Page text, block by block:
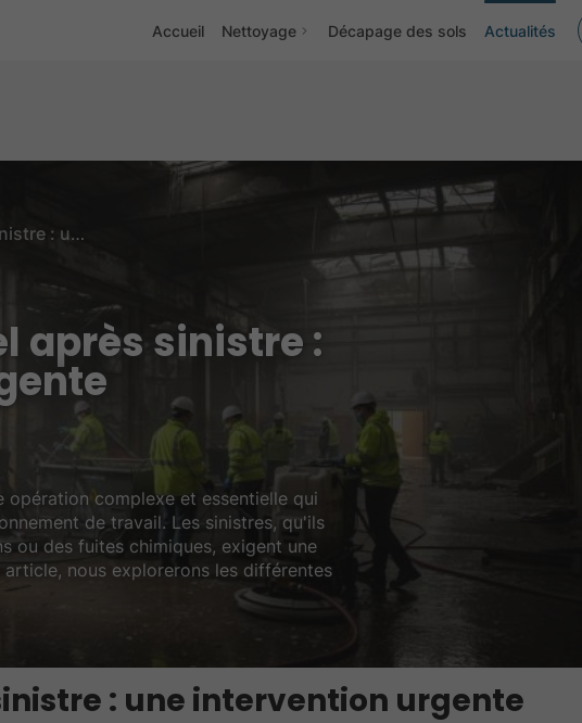
Accueil Nettoyage Décapage des sols Actualités
Nettoyage industriel après sinistre : une intervention urgente
après sinistre :
opération complexe et essentielle qui
de travail. Les sinistres, qu'ils
ou des fuites chimiques, exigent une
nous explorerons les différentes
: une intervention urgente